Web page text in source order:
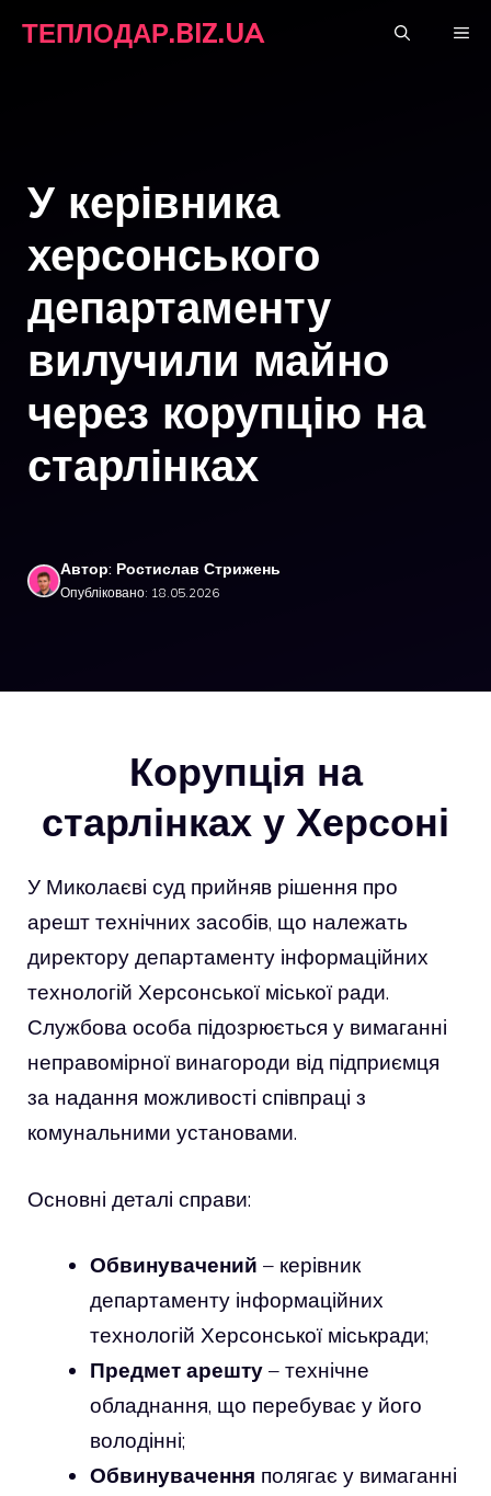
ТЕПЛОДАР.BIZ.UA
У керівника
херсонського
департаменту
вилучили майно
через корупцію на
старлінках
Автор: Ростислав Стрижень
Опубліковано: 18.05.2026
Корупція на
старлінках у Херсоні
У Миколаєві суд прийняв рішення про
арешт технічних засобів, що належать
директору департаменту інформаційних
технологій Херсонської міської ради.
Службова особа підозрюється у вимаганні
неправомірної винагороди від підприємця
за надання можливості співпраці з
комунальними установами.
Основні деталі справи:
Обвинувачений – керівник
департаменту інформаційних
технологій Херсонської міськради;
Предмет арешту – технічне
обладнання, що перебуває у його
володінні;
Обвинувачення полягає у вимаганні